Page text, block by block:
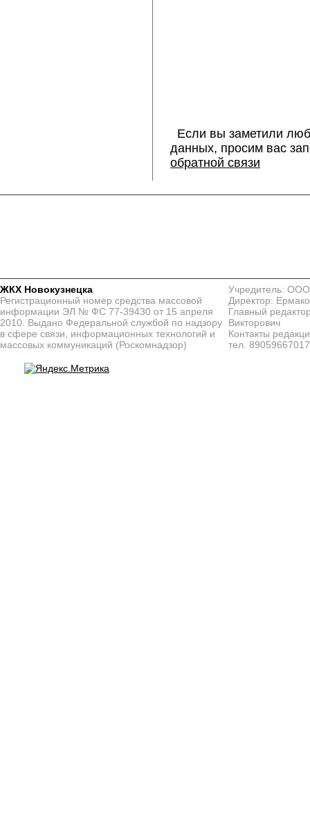
Если вы заметили
данных, просим вас
обратной связи
ЖКХ Новокузнецка
Регистрационный номер средства массовой
информации ЭЛ № ФС 77-39430 от 15 апреля
2010. Выдано Федеральной службой по надзору
в сфере связи, информационных технологий и
массовых коммуникаций (Роскомнадзор)
Учредитель:
Директор:
Главный
Викторович
Контакты
тел. 89059667017